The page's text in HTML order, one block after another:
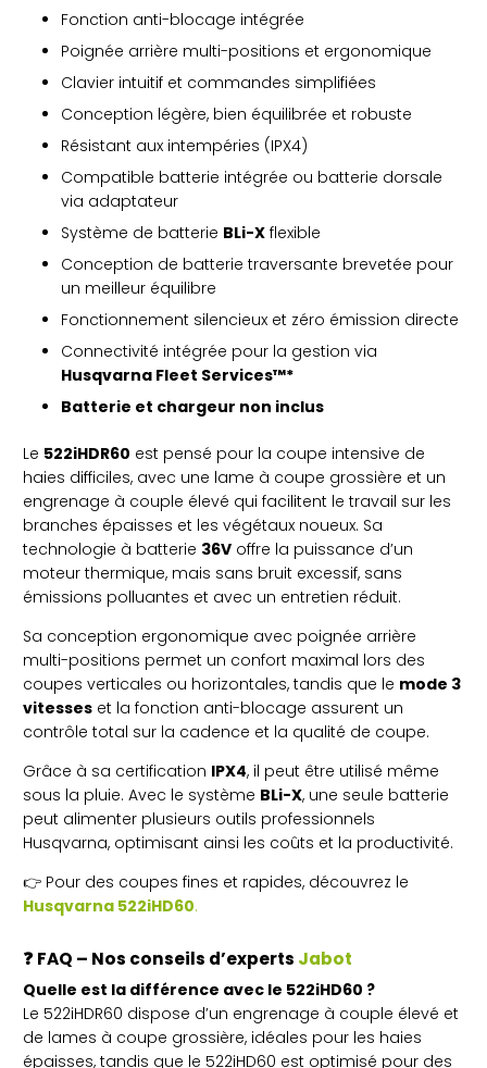
Fonction anti-blocage intégrée
Poignée arrière multi-positions et ergonomique
Clavier intuitif et commandes simplifiées
Conception légère, bien équilibrée et robuste
Résistant aux intempéries (IPX4)
Compatible batterie intégrée ou batterie dorsale
via adaptateur
Système de batterie BLi-X flexible
Conception de batterie traversante brevetée pour
un meilleur équilibre
Fonctionnement silencieux et zéro émission directe
Connectivité intégrée pour la gestion via
Husqvarna Fleet Services™*
Batterie et chargeur non inclus
Le 522iHDR60 est pensé pour la coupe intensive de
haies difficiles, avec une lame à coupe grossière et un
engrenage à couple élevé qui facilitent le travail sur les
branches épaisses et les végétaux noueux. Sa
technologie à batterie 36V offre la puissance d’un
moteur thermique, mais sans bruit excessif, sans
émissions polluantes et avec un entretien réduit.
Sa conception ergonomique avec poignée arrière
multi-positions permet un confort maximal lors des
coupes verticales ou horizontales, tandis que le mode 3
vitesses et la fonction anti-blocage assurent un
contrôle total sur la cadence et la qualité de coupe.
Grâce à sa certification IPX4, il peut être utilisé même
sous la pluie. Avec le système BLi-X, une seule batterie
peut alimenter plusieurs outils professionnels
Husqvarna, optimisant ainsi les coûts et la productivité.
👉 Pour des coupes fines et rapides, découvrez le
Husqvarna 522iHD60.
❓ FAQ – Nos conseils d’experts Jabot
Quelle est la différence avec le 522iHD60 ?
Le 522iHDR60 dispose d’un engrenage à couple élevé et
de lames à coupe grossière, idéales pour les haies
épaisses, tandis que le 522iHD60 est optimisé pour des